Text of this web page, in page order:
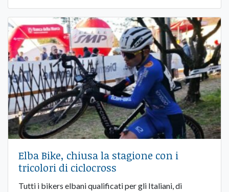
Elba Bike, chiusa la stagione con i
tricolori di ciclocross
Tutti i bikers elbani qualificati per gli Italiani, di